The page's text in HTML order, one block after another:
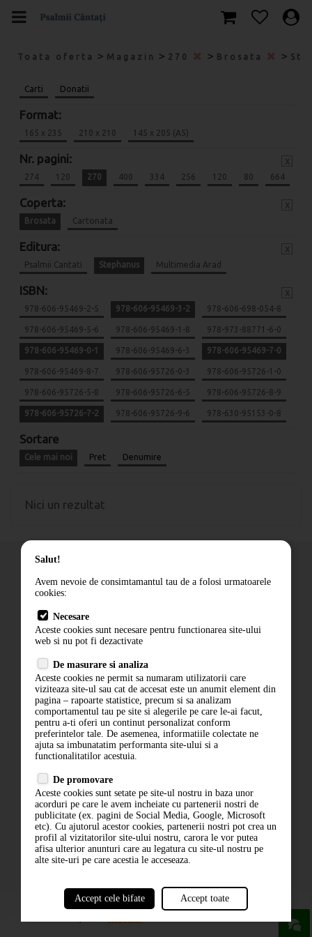
Toata oferta > Magazin > 270 > Brosata >
Carti Donatii
Format:
165 x 235 210 x 210 145 x 205 (A5)
Nr. pagini:
274 120 270 400 334 256 120 80 664
Coperta:
Brosata Cartonata
Editura:
Psalmii Cantati Stephanus Multimedia Arad
ISBN:
978-606-95469-2-5 978-606-95469-3-2 978-606-698-054-8
978-606-95469-5-6 978-606-95469-1-8 978-973-88771-6-0
978-606-95469-0-1 978-606-95469-6-3 978-606-95469-7-0
978-606-95469-8-7 978-606-95726-0-3 978-606-95726-1-0
978-606-95726-5-8 978-606-95726-6-5 978-606-95726-8-9
978-606-95726-7-2 978-606-95726-9-6 978-630-95153-0-8
Sortare
Cele mai noi Pret Denumire
Nici un rezultat
Cum comand
Livrare
Contact
Politica de confidentialitate
ANPC
ABONARE LA NEWSLETTER
ABONARE
Salut!
Avem nevoie de consimtamantul tau de a folosi urmatoarele
cookies:
Necesare
Aceste cookies sunt necesare pentru functionarea site-ului
web si nu pot fi dezactivate
De masurare si analiza
Aceste cookies ne permit sa numaram utilizatorii care
viziteaza site-ul sau cat de accesat este un anumit element din
pagina – rapoarte statistice, precum si sa analizam
comportamentul tau pe site si alegerile pe care le-ai facut,
pentru a-ti oferi un continut personalizat conform
preferintelor tale. De asemenea, informatiile colectate ne
ajuta sa imbunatatim performanta site-ului si a
functionalitatilor acestuia.
De promovare
Aceste cookies sunt setate pe site-ul nostru in baza unor
acorduri pe care le avem incheiate cu partenerii nostri de
publicitate (ex. pagini de Social Media, Google, Microsoft
etc). Cu ajutorul acestor cookies, partenerii nostri pot crea un
profil al vizitatorilor site-ului nostru, carora le vor putea
afisa ulterior anunturi care au legatura cu site-ul nostru pe
alte site-uri pe care acestia le acceseaza.
Accept cele bifate Accept toate